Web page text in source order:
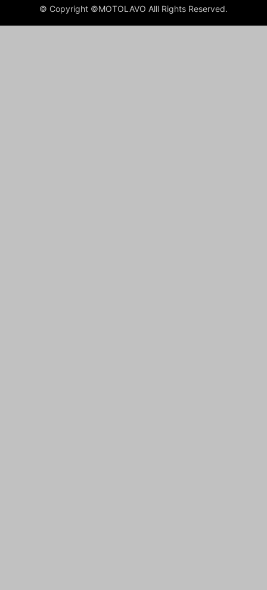
© Copyright ©MOTOLAVO Alll Rights Reserved.